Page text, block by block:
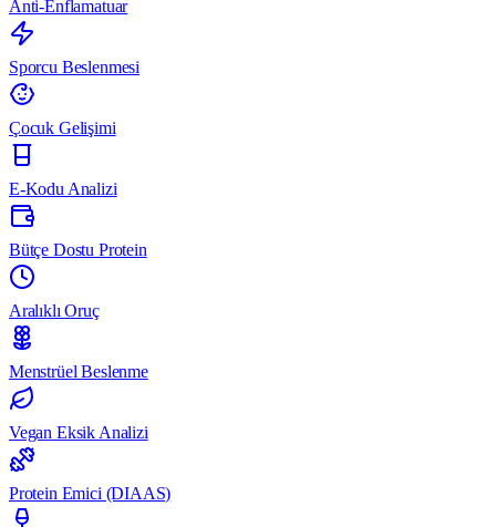
Anti-Enflamatuar
Sporcu Beslenmesi
Çocuk Gelişimi
E-Kodu Analizi
Bütçe Dostu Protein
Aralıklı Oruç
Menstrüel Beslenme
Vegan Eksik Analizi
Protein Emici (DIAAS)